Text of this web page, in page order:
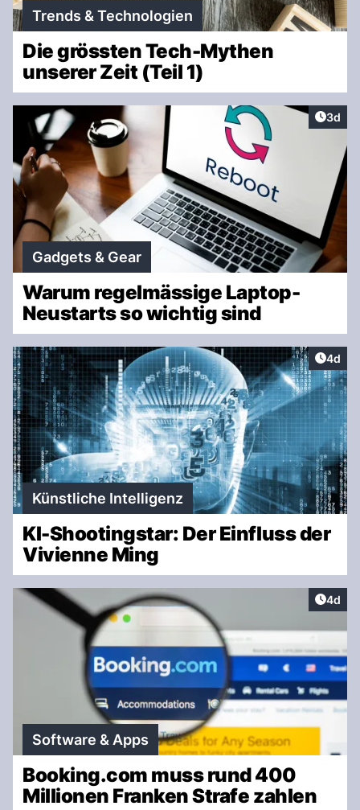
Trends & Technologien
Die grössten Tech-Mythen
unserer Zeit (Teil 1)
3d
Gadgets & Gear
Warum regelmässige Laptop-
Neustarts so wichtig sind
4d
Künstliche Intelligenz
KI-Shootingstar: Der Einfluss der
Vivienne Ming
4d
Software & Apps
Booking.com muss rund 400
Millionen Franken Strafe zahlen